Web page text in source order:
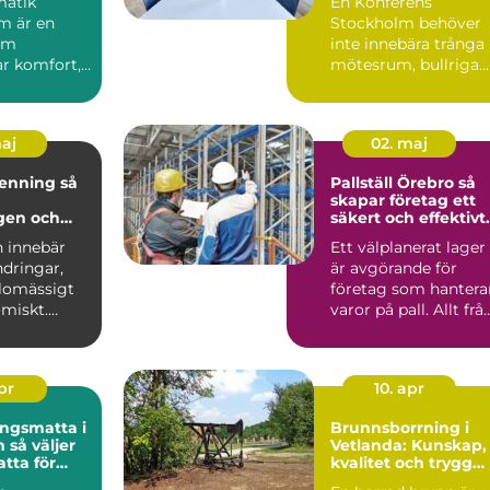
är en
komfort,
Stockholm behöver
inte innebära trånga
mötesrum, bullriga
avbrott. A...
så
och
innebär
02. maj
Pallställ Örebro så
skapar företag ett
säkert och effektivt
Ett välplanerat lager
är avgörande för
företag som
varor på pall. Allt
i
för
10. apr
Brunnsborrning i
Vetlanda: Kunskap,
kvalitet och trygg